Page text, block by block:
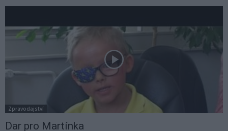
Zpravodajství
Dar pro Martínka